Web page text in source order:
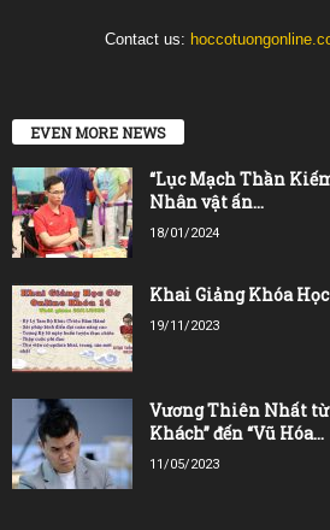
Contact us:
EVEN MORE NEWS
“Lục Mạch Thần
Nhân vật ấn...
18/01/2024
Khai Giảng Khóa
19/11/2023
Vương Thiên Nhất
Khách” đến “Vũ Hóa...
11/05/2023